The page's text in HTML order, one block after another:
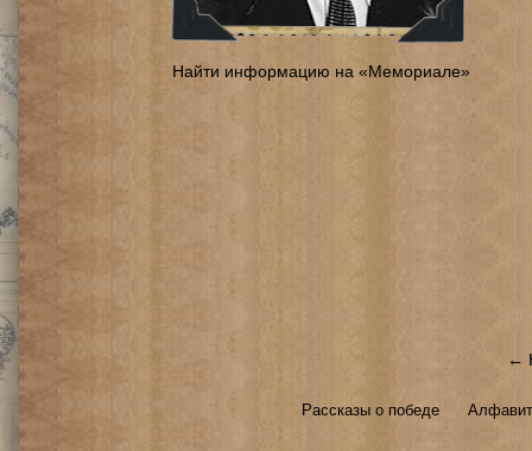
Найти информацию на «Мемориале»
←
Рассказы о победе